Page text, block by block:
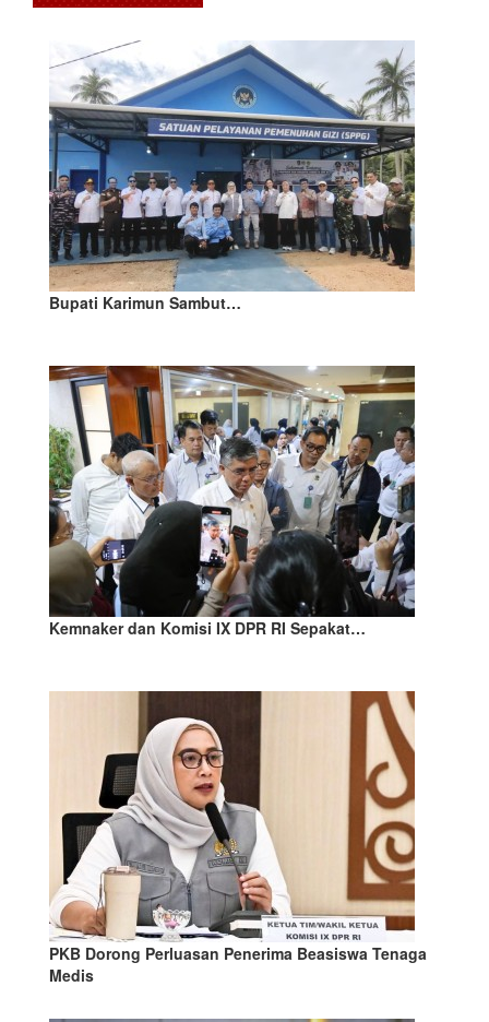
Bupati Karimun Sambut…
Kemnaker dan Komisi IX DPR RI Sepakat…
PKB Dorong Perluasan Penerima Beasiswa Tenaga
Medis